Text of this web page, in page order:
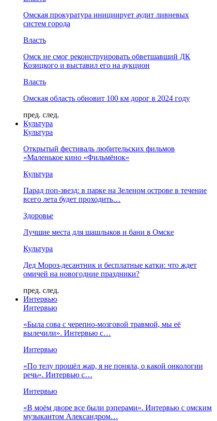
Омская прокуратура инициирует аудит ливневых
систем города
Власть
Омск не смог реконструировать обветшавший ДК
Козицкого и выставил его на аукцион
Власть
Омская область обновит 100 км дорог в 2024 году
пред. след.
Культура
Культура
Открытый фестиваль любительских фильмов
«Маленькое кино «Фильмёнок»
Культура
Парад поп-звезд: в парке на Зеленом острове в течение
всего лета будет проходить…
Здоровье
Лучшие места для шашлыков и бани в Омске
Культура
Дед Мороз-десантник и бесплатные катки: что ждет
омичей на новогодние праздники?
пред. след.
Интервью
Интервью
«Была сова с черепно-мозговой травмой, мы её
вылечили». Интервью с…
Интервью
«По телу прошёл жар, я не поняла, о какой онкологии
речь». Интервью с…
Интервью
«В моём дворе все были рэперами». Интервью с омским
музыкантом Александром…